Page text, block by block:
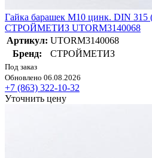
Гайка барашек М10 цинк. DIN 315
СТРОЙМЕТИЗ UTORM3140068
Артикул: UTORM3140068
Бренд:
СТРОЙМЕТИЗ
Под заказ
Обновлено 06.08.2026
+7 (863) 322-10-32
Уточнить цену